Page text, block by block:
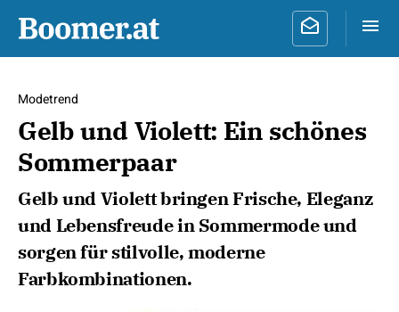
Modetrend
Gelb und Violett: Ein schönes
Sommerpaar
Gelb und Violett bringen Frische, Eleganz
und Lebensfreude in Sommermode und
sorgen für stilvolle, moderne
Farbkombinationen.